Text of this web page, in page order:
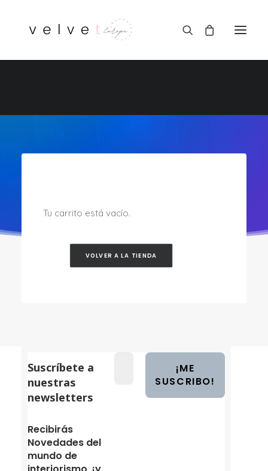
Tu carrito está vacío.
VOLVER A LA TIENDA
Suscríbete a
nuestras
newsletters
Recibirás
Novedades del
mundo de